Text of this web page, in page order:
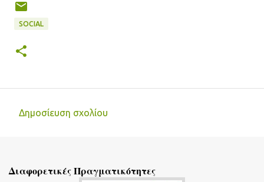
SOCIAL
λ
Δημοσίευση σχολίου
Διαφορετικές Πραγματικότητες